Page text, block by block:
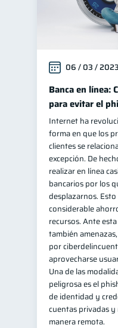
06 / 03 / 2023
Banca en línea:
para evitar el
Internet ha
forma en que los
clientes se
excepción. De
realizar en línea
bancarios por los
desplazarnos.
considerable
recursos. Ante
también
por
aprovecharse
Una de las
peligrosa es el
de identidad y
cuentas privadas
manera remota.